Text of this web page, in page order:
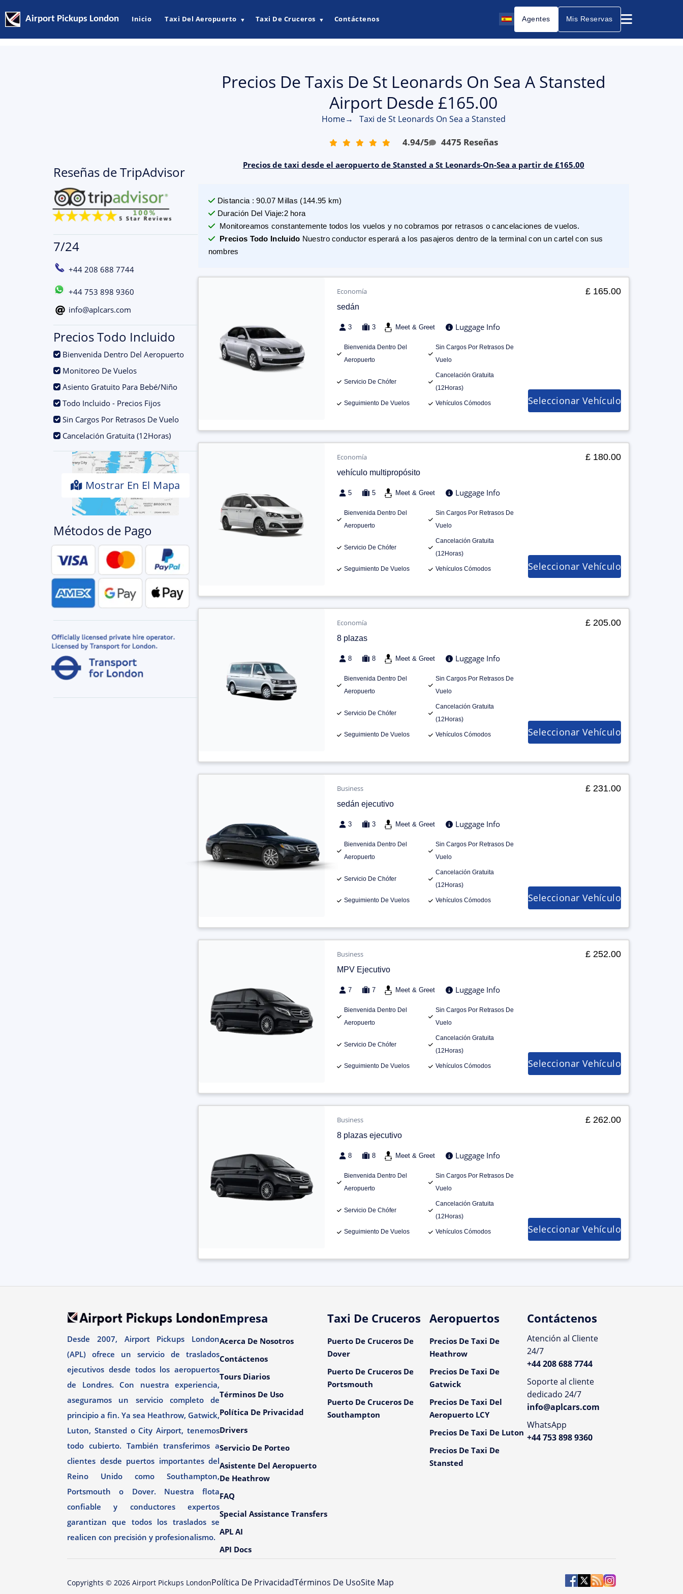
Airport Pickups London Inicio Taxi Del Aeropuerto ▼ Taxi De Cruceros ▼ Contáctenos Agentes Mis Reservas
Reseñas de TripAdvisor
7/24
+44 208 688 7744
+44 753 898 9360
info@aplcars.com
Precios Todo Incluido
Bienvenida Dentro Del Aeropuerto
Monitoreo De Vuelos
Asiento Gratuito Para Bebé/Niño
Todo Incluido - Precios Fijos
Sin Cargos Por Retrasos De Vuelo
Cancelación Gratuita (12Horas)
Mostrar En El Mapa
Métodos de Pago
Precios De Taxis De St Leonards On Sea A Stansted
Airport Desde £165.00
Home→ Taxi de St Leonards On Sea a Stansted
4.94/5 4475 Reseñas
Precios de taxi desde el aeropuerto de Stansted a St Leonards-On-Sea a partir de £165.00
Distancia :90.07 Millas (144.95 km)
Duración Del Viaje:2 hora
Monitoreamos constantemente todos los vuelos y no cobramos por retrasos o cancelaciones de vuelos.
Precios Todo Incluido Nuestro conductor esperará a los pasajeros dentro de la terminal con un cartel con sus
nombres
Economía
sedán
3 3 Meet & Greet Luggage Info
Bienvenida Dentro Del
Aeropuerto
Sin Cargos Por Retrasos De
Vuelo
Servicio De Chófer
Cancelación Gratuita
(12Horas)
Seguimiento De Vuelos Vehículos Cómodos
£ 165.00
Seleccionar Vehículo
Economía
vehículo multipropósito
5 5 Meet & Greet Luggage Info
Bienvenida Dentro Del
Aeropuerto
Sin Cargos Por Retrasos De
Vuelo
Servicio De Chófer
Cancelación Gratuita
(12Horas)
Seguimiento De Vuelos Vehículos Cómodos
£ 180.00
Seleccionar Vehículo
Economía
8 plazas
8 8 Meet & Greet Luggage Info
Bienvenida Dentro Del
Aeropuerto
Sin Cargos Por Retrasos De
Vuelo
Servicio De Chófer
Cancelación Gratuita
(12Horas)
Seguimiento De Vuelos Vehículos Cómodos
£ 205.00
Seleccionar Vehículo
Business
sedán ejecutivo
3 3 Meet & Greet Luggage Info
Bienvenida Dentro Del
Aeropuerto
Sin Cargos Por Retrasos De
Vuelo
Servicio De Chófer
Cancelación Gratuita
(12Horas)
Seguimiento De Vuelos Vehículos Cómodos
£ 231.00
Seleccionar Vehículo
Business
MPV Ejecutivo
7 7 Meet & Greet Luggage Info
Bienvenida Dentro Del
Aeropuerto
Sin Cargos Por Retrasos De
Vuelo
Servicio De Chófer
Cancelación Gratuita
(12Horas)
Seguimiento De Vuelos Vehículos Cómodos
£ 252.00
Seleccionar Vehículo
Business
8 plazas ejecutivo
8 8 Meet & Greet Luggage Info
Bienvenida Dentro Del
Aeropuerto
Sin Cargos Por Retrasos De
Vuelo
Servicio De Chófer
Cancelación Gratuita
(12Horas)
Seguimiento De Vuelos Vehículos Cómodos
£ 262.00
Seleccionar Vehículo
Desde 2007, Airport Pickups London
(APL) ofrece un servicio de traslados
ejecutivos desde todos los aeropuertos
de Londres. Con nuestra experiencia,
aseguramos un servicio completo de
principio a fin. Ya sea Heathrow, Gatwick,
Luton, Stansted o City Airport, tenemos
todo cubierto. También transferimos a
clientes desde puertos importantes del
Reino Unido como Southampton,
Portsmouth o Dover. Nuestra flota
confiable y conductores expertos
garantizan que todos los traslados se
realicen con precisión y profesionalismo.
Empresa
Acerca De Nosotros
Contáctenos
Tours Diarios
Términos De Uso
Política De Privacidad
Drivers
Servicio De Porteo
Asistente Del Aeropuerto
De Heathrow
FAQ
Special Assistance Transfers
APL AI
API Docs
Taxi De Cruceros
Puerto De Cruceros De
Dover
Puerto De Cruceros De
Portsmouth
Puerto De Cruceros De
Southampton
Aeropuertos
Precios De Taxi De
Heathrow
Precios De Taxi De
Gatwick
Precios De Taxi Del
Aeropuerto LCY
Precios De Taxi De Luton
Precios De Taxi De
Stansted
Contáctenos
Atención al Cliente
24/7
+44 208 688 7744
Soporte al cliente
dedicado 24/7
info@aplcars.com
WhatsApp
+44 753 898 9360
Copyrights © 2026 Airport Pickups LondonPolítica De PrivacidadTérminos De UsoSite Map